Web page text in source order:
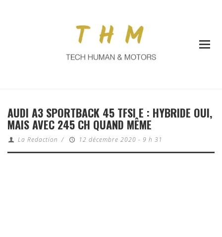
AUDI A3 SPORTBACK 45 TFSI E : HYBRIDE OUI,
MAIS AVEC 245 CH QUAND MÊME
La Redaction / 12 décembre 2020 - 9 h 31